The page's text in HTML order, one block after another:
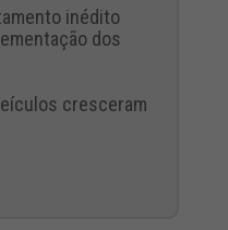
inédito
dos
cresceram